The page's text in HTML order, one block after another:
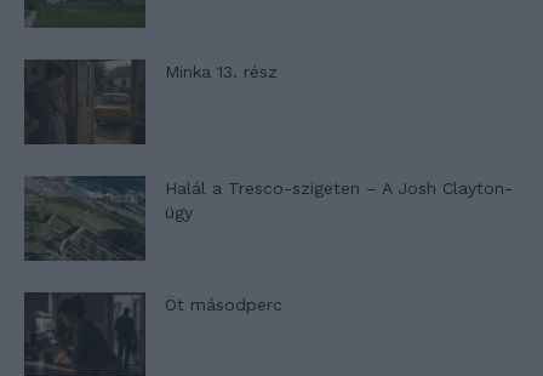
Minka 13. rész
Halál a Tresco-szigeten – A Josh Clayton-
ügy
Öt másodperc